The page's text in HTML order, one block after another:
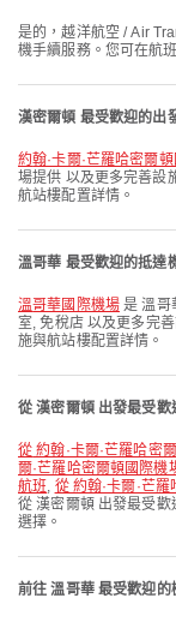
是的，越洋航空 / Air Transat 提供從 漢密爾頓 飛往 溫哥華 航班的線上辦理登
機手續服務。您可在航
漢密爾頓 最受歡迎的出
約翰·卡爾·芒羅哈密爾
場提供 以及更多完善設
航站樓配置詳情。
溫哥華 最受歡迎的抵達
溫哥華國際機場是 溫哥
室, 免稅店 以及更多完
施與航站樓配置詳情。
從 漢密爾頓 出發最受歡
從 約翰·卡爾·芒羅哈
爾·芒羅哈密爾頓國際機
航班, 從 約翰·卡爾·芒
從 漢密爾頓 出發最受
選擇。
前往 溫哥華 最受歡迎的